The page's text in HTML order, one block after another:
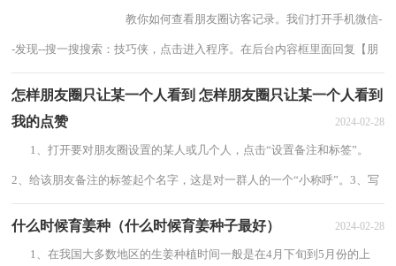
教你如何查看朋友圈访客记录。我们打开手机微信-
-发现--搜一搜搜索：技巧侠，点击进入程序。在后台内容框里面回复【朋
怎样朋友圈只让某一个人看到 怎样朋友圈只让某一个人看到
我的点赞
2024-02-28
1、打开要对朋友圈设置的某人或几个人，点击“设置备注和标签”。
2、给该朋友备注的标签起个名字，这是对一群人的一个“小称呼”。3、写
什么时候育姜种（什么时候育姜种子最好） 2024-02-28
1、在我国大多数地区的生姜种植时间一般是在4月下旬到5月份的上